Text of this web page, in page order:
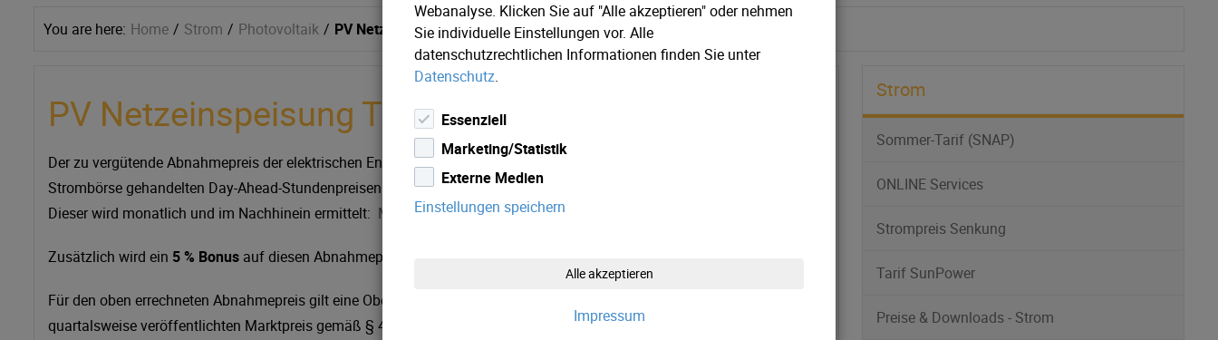
You are here: Home Strom Photovoltaik PV Netzeinspeisung Tarife
PV Netzeinspeisung Tarife
Der zu vergütende Abnahmepreis der elektrischen Energie stellt das mengengewichtete Monatsmittel aus den an der
Strombörse gehandelten Day-Ahead-Stundenpreisen gemäß § 41 Abs 2a iVm § 13 Abs 3 Ökostromgesetz - ÖSG 2012 dar.
Dieser wird monatlich und im Nachhinein ermittelt: Marktpreis (oem-ag.at)
Zusätzlich wird ein 5 % Bonus auf diesen Abnahmepreis vergütet.
Für den oben errechneten Abnahmepreis gilt eine Ober- und Untergrenze. Die Obergrenze liegt beim von der E-Control
quartalsweise veröffentlichten Marktpreis gemäß § 41 Abs 1 Ökostromgesetz – ÖSG 2012, die Untergrenze bei 60 Prozent
Strom
Sommer-Tarif (SNAP)
ONLINE Services
Strompreis Senkung
Tarif SunPower
Preise & Downloads - Strom
Webanalyse. Klicken Sie auf "Alle akzeptieren" oder nehmen
Sie individuelle Einstellungen vor. Alle
datenschutzrechtlichen Informationen finden Sie unter
Datenschutz.
Essenziell
Marketing/Statistik
Externe Medien
Einstellungen speichern
Alle akzeptieren
Impressum